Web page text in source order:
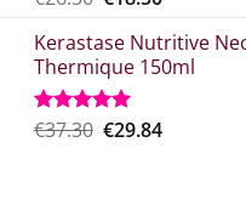
από 5
was:
€26.50.
τιμή
είναι:
Kerastase Nutritive
Thermique 150ml
Βαθμολογήθηκε
€37.30 Original
€29.84Η